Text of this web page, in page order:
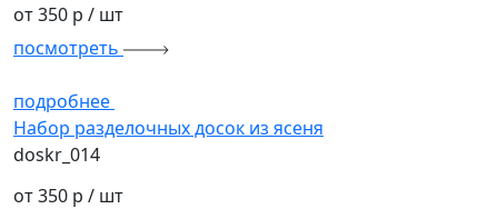
от 350 р / шт
посмотреть
подробнее
Набор разделочных досок из ясеня
doskr_014
от 350 р / шт